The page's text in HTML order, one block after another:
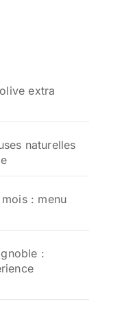
extra
naturelles
: menu
: